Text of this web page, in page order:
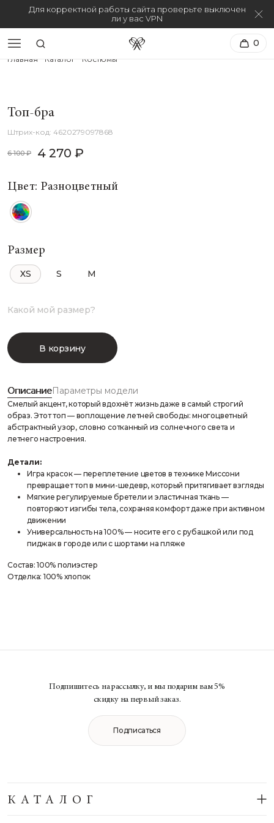
Для корректной работы сайта проверьте выключен
ли у вас VPN
0
Главная Каталог Костюмы
Топ-бра
4620279097868
6 100 ₽ 4 270 ₽
Цвет: Разноцветный
Размер
XS S M
Какой мой размер?
В корзину
Описание
Смелый акцент, который вдохнёт жизнь даже в самый строгий
образ. Этот топ — воплощение летней свободы: многоцветный
абстрактный узор, словно сотканный из солнечного света и
летнего настроения.
Детали:
Игра красок — переплетение цветов в технике Миссони
превращает топ в мини-шедевр, который притягивает взгляды
Мягкие регулируемые бретели и эластичная ткань —
повторяют изгибы тела, сохраняя комфорт даже при активном
движении
Универсальность на 100% — носите его с рубашкой или под
пиджак в городе или с шортами на пляже
Состав: 100% полиэстер
Отделка: 100% хлопок
Параметры модели
Подпишитесь на рассылку, и мы подарим вам 5%
скидку на первый заказ.
Подписаться
КАТАЛОГ